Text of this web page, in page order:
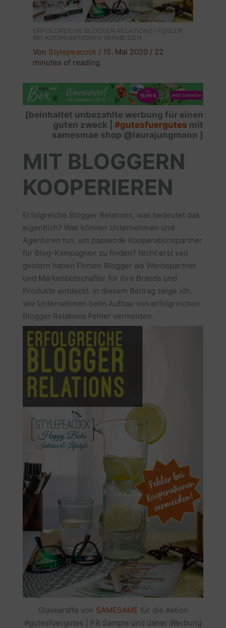
ERFOLGREICHE BLOGGER RELATIONS | FEHLER
BEI KOOPERATIONEN VERMEIDEN
Von Stylepeacock / 15. Mai 2020 / 22
minutes of reading
[beinhaltet unbezahlte werbung für einen
guten zweck |#gutesfuergutes mit
samesmae shop @laurajungmann ]
MIT BLOGGERN
KOOPERIEREN
Erfolgreiche Blogger Relations, was bedeutet das
eigentlich? Was können Unternehmen und
Agenturen tun, um passende Kooperationspartner
für Blog-Kampagnen zu finden? Nicht erst seit
gestern haben Firmen Blogger als Werbepartner
und Markenbotschafter für ihre Brands und
Produkte entdeckt. In diesem Beitrag zeige ich,
wie Unternehmen beim Aufbau von erfolgreichen
Blogger Relations Fehler vermeiden.
Glaskaraffe von SAMESAME für die Aktion
#gutesfuergutes | PR Sample und daher Werbung